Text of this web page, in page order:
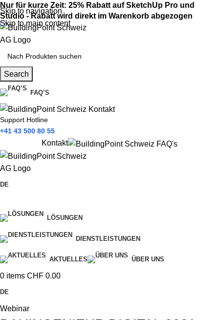
Skip to navigation
Skip to main content
Nur für kurze Zeit: 25% Rabatt auf SketchUp Pro und
Studio - Rabatt wird direkt im Warenkorb abgezogen
Search
FAQ’S
Support Hotline
+41 43 500 80 55
Kontakt
DE
LÖSUNGEN
DIENSTLEISTUNGEN
AKTUELLES ÜBER UNS
0 items CHF 0.00
DE
Webinar